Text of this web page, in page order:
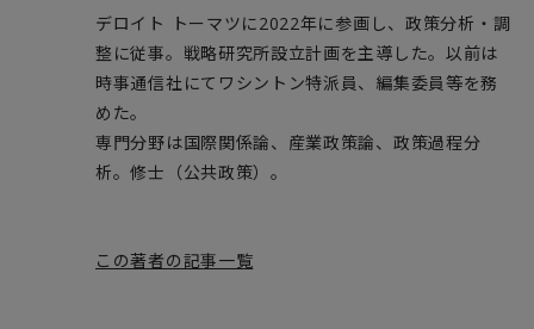
デロイト トーマツに2022年に参画し、政策分析・調
整に従事。戦略研究所設立計画を主導した。以前は
時事通信社にてワシントン特派員、編集委員等を務
めた。
専門分野は国際関係論、産業政策論、政策過程分
析。修士（公共政策）。
この著者の記事一覧